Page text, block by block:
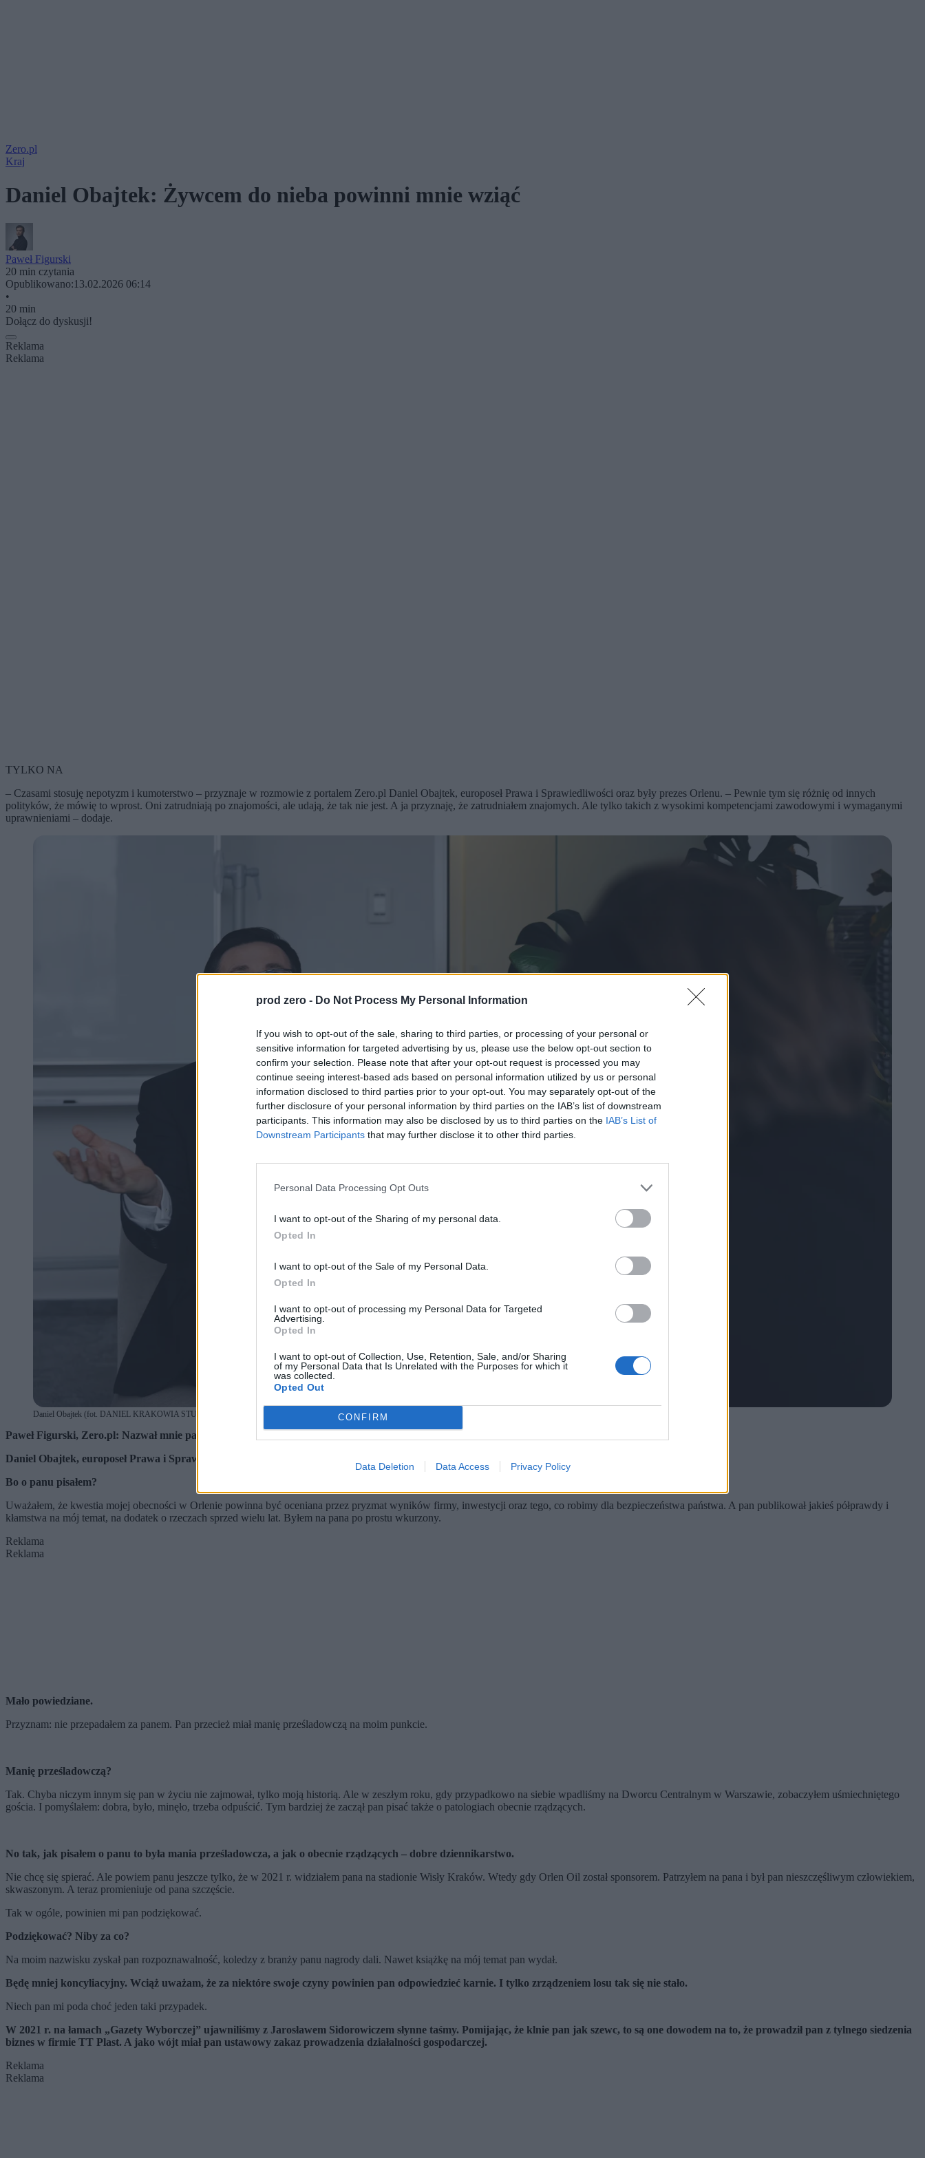
prod zero - Do Not Process My Personal Information
If you wish to opt-out of the sale, sharing to third parties, or processing of your personal or
sensitive information for targeted advertising by us, please use the below opt-out section to
confirm your selection. Please note that after your opt-out request is processed you may
continue seeing interest-based ads based on personal information utilized by us or personal
information disclosed to third parties prior to your opt-out. You may separately opt-out of the
further disclosure of your personal information by third parties on the IAB’s list of downstream
participants. This information may also be disclosed by us to third parties on the IAB’s List of
Downstream Participants that may further disclose it to other third parties.
Personal Data Processing Opt Outs
I want to opt-out of the Sharing of my personal data.
Opted In
I want to opt-out of the Sale of my Personal Data.
Opted In
I want to opt-out of processing my Personal Data for Targeted
Advertising.
Opted In
I want to opt-out of Collection, Use, Retention, Sale, and/or Sharing
of my Personal Data that Is Unrelated with the Purposes for which it
was collected.
Opted Out
CONFIRM
Data Deletion Data Access Privacy Policy
Zero.pl
Kraj
Daniel Obajtek: Żywcem do nieba powinni mnie wziąć
Paweł Figurski
20 min czytania
Opublikowano:13.02.2026 06:14
•
20 min
Dołącz do dyskusji!
Reklama
Reklama
TYLKO NA
– Czasami stosuję nepotyzm i kumoterstwo – przyznaje w rozmowie z portalem Zero.pl Daniel Obajtek, europoseł Prawa i Sprawiedliwości oraz były prezes Orlenu. – Pewnie tym się różnię od innych
polityków, że mówię to wprost. Oni zatrudniają po znajomości, ale udają, że tak nie jest. A ja przyznaję, że zatrudniałem znajomych. Ale tylko takich z wysokimi kompetencjami zawodowymi i wymaganymi
uprawnieniami – dodaje.
Daniel Obajtek (fot. DANIEL KRAKOWIA STUDIO LAUFER / Daniel Krakowiak)
Paweł Figurski, Zero.pl: Nazwał mnie pan kiedyś pseudodziennikarzem. Podtrzymuje pan?
Daniel Obajtek, europoseł Prawa i Sprawiedliwości, były prezes Orlenu:
Przeszło mi. Ale faktycznie tak pana nazwałem.
Bo o panu pisałem?
Uważałem, że kwestia mojej obecności w Orlenie powinna być oceniana przez pryzmat wyników firmy, inwestycji oraz tego, co robimy dla bezpieczeństwa państwa. A pan publikował jakieś półprawdy i
kłamstwa na mój temat, na dodatek o rzeczach sprzed wielu lat. Byłem na pana po prostu wkurzony.
Reklama
Reklama
Mało powiedziane.
Przyznam: nie przepadałem za panem. Pan przecież miał manię prześladowczą na moim punkcie.
Manię prześladowczą?
Tak. Chyba niczym innym się pan w życiu nie zajmował, tylko moją historią. Ale w zeszłym roku, gdy przypadkowo na siebie wpadliśmy na Dworcu Centralnym w Warszawie, zobaczyłem uśmiechniętego
gościa. I pomyślałem: dobra, było, minęło, trzeba odpuścić. Tym bardziej że zaczął pan pisać także o patologiach obecnie rządzących.
No tak, jak pisałem o panu to była mania prześladowcza, a jak o obecnie rządzących – dobre dziennikarstwo.
Nie chcę się spierać. Ale powiem panu jeszcze tylko, że w 2021 r. widziałem pana na stadionie Wisły Kraków. Wtedy gdy Orlen Oil został sponsorem. Patrzyłem na pana i był pan nieszczęśliwym człowiekiem,
skwaszonym. A teraz promieniuje od pana szczęście.
Tak w ogóle, powinien mi pan podziękować.
Podziękować? Niby za co?
Na moim nazwisku zyskał pan rozpoznawalność, koledzy z branży panu nagrody dali. Nawet książkę na mój temat pan wydał.
Będę mniej koncyliacyjny. Wciąż uważam, że za niektóre swoje czyny powinien pan odpowiedzieć karnie. I tylko zrządzeniem losu tak się nie stało.
Niech pan mi poda choć jeden taki przypadek.
W 2021 r. na łamach „Gazety Wyborczej” ujawniliśmy z Jarosławem Sidorowiczem słynne taśmy. Pomijając, że klnie pan jak szewc, to są one dowodem na to, że prowadził pan z tylnego siedzenia
biznes w firmie TT Plast. A jako wójt miał pan ustawowy zakaz prowadzenia działalności gospodarczej.
Reklama
Reklama